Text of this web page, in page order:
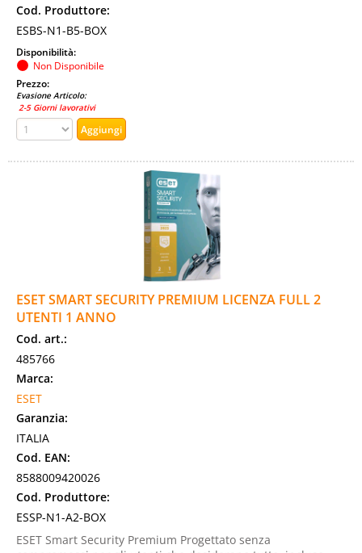
Cod. Produttore:
ESBS-N1-B5-BOX
Disponibilità:
Non Disponibile
Prezzo:
Evasione Articolo:
2-5 Giorni lavorativi
ESET SMART SECURITY PREMIUM LICENZA FULL 2
UTENTI 1 ANNO
Cod. art.:
485766
Marca:
ESET
Garanzia:
ITALIA
Cod. EAN:
8588009420026
Cod. Produttore:
ESSP-N1-A2-BOX
ESET Smart Security Premium Progettato senza